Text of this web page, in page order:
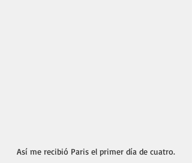
Así me recibió Paris el primer día de cuatro.